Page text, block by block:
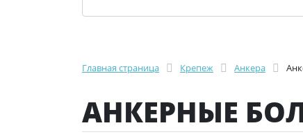
Главная страница Крепеж Анкера
АНКЕРНЫЕ